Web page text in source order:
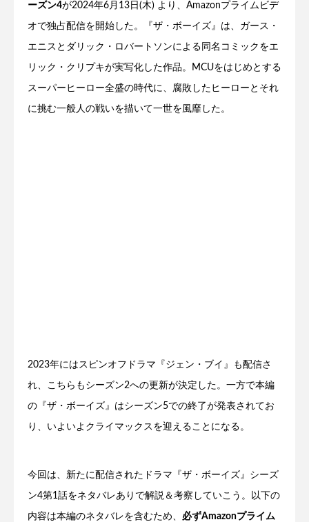
ーズン4が2024年6月13日(木) より、Amazonプライムビデ
オで独占配信を開始した。『ザ・ボーイズ』は、ガース・
エニスとダリック・ロバートソンによる同名コミックをエ
リック・クリプキが実写化した作品。MCUをはじめとする
スーパーヒーロー全盛の時代に、腐敗したヒーローとそれ
に挑む一般人の戦いを描いて一世を風靡した。
2023年にはスピンオフドラマ『ジェン・ブイ』も配信さ
れ、こちらもシーズン2への更新が決定した。一方で本編
の『ザ・ボーイズ』はシーズン5での終了が発表されてお
り、いよいよクライマックスを迎えることになる。
今回は、新たに配信されたドラマ『ザ・ボーイズ』シーズ
ン4第1話をネタバレありで解説＆考察していこう。以下の
内容は本編のネタバレを含むため、 必ずAmazonプライム